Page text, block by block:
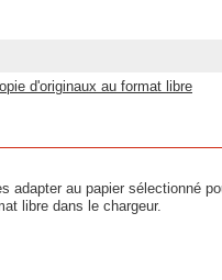
d'originaux au format libre
adapter au papier sélectionné
libre dans le chargeur.